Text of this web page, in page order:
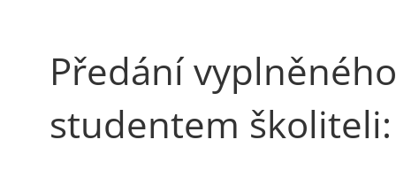
Předání
studentem školiteli: